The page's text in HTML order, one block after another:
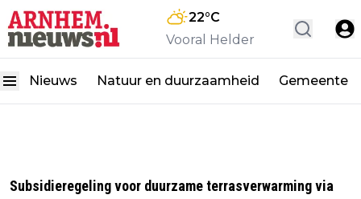
22°C
Vooral Helder
Nieuws Natuur en duurzaamheid Gemeente
Subsidieregeling voor duurzame terrasverwarming via